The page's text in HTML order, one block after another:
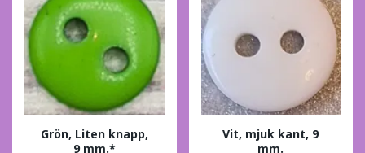
Grön, Liten knapp,
9 mm.*
Vit, mjuk kant, 9
mm.